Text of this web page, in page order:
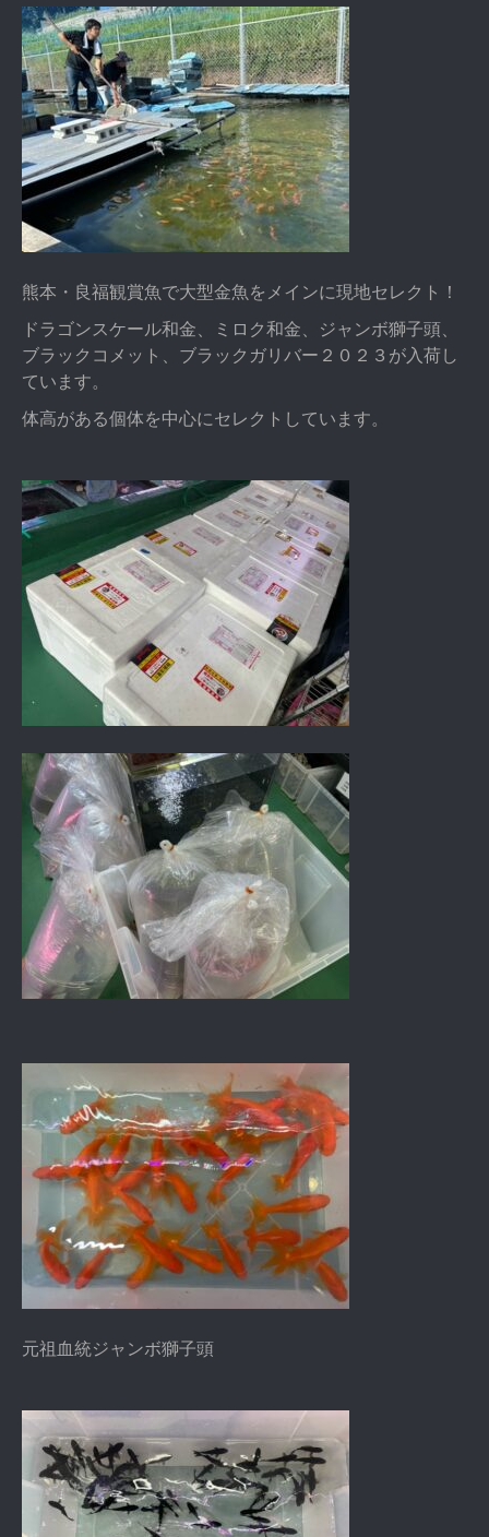
熊本・良福観賞魚で大型金魚をメインに現地セレクト！
ドラゴンスケール和金、ミロク和金、ジャンボ獅子頭、
ブラックコメット、ブラックガリバー２０２３が入荷し
ています。
体高がある個体を中心にセレクトしています。
元祖血統ジャンボ獅子頭